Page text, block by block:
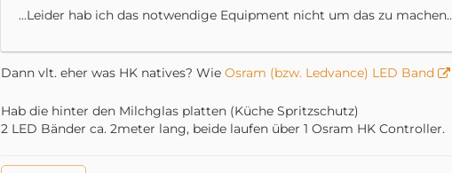
...Leider hab ich das notwendige Equipment nicht um das zu machen..
Dann vlt. eher was HK natives? Wie Osram (bzw. Ledvance) LED Band
Hab die hinter den Milchglas platten (Küche Spritzschutz)
2 LED Bänder ca. 2meter lang, beide laufen über 1 Osram HK Controller.